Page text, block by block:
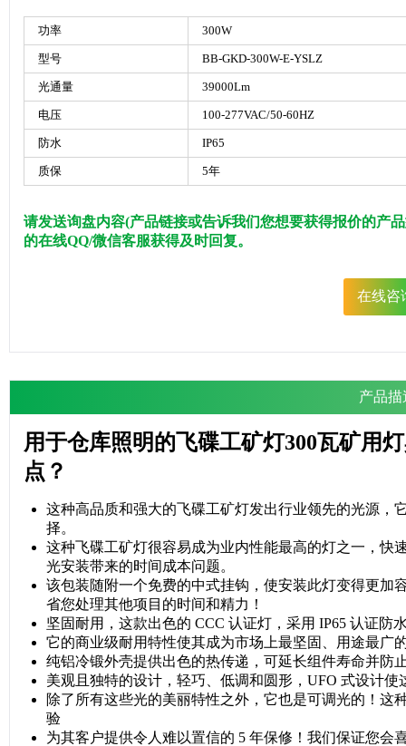
功率 300W
型号 BB-GKD-300W-E-YSLZ
光通量 39000Lm
电压 100-277VAC/50-60HZ
防水 IP65
质保 5年
请发送询盘内容(产品链接或告诉我们您想要获得报价的产
的在线QQ/微信客服获得及时回复。
在线咨
产品描
用于仓库照明的飞碟工矿灯300瓦矿用
点？
这种高品质和强大的飞碟工矿灯发出行业领先的光源，
择。
这种飞碟工矿灯很容易成为业内性能最高的灯之一，快
光安装带来的时间成本问题。
该包装随附一个免费的中式挂钩，使安装此灯变得更加
省您处理其他项目的时间和精力！
坚固耐用，这款出色的 CCC 认证灯，采用 IP65 认证防
它的商业级耐用特性使其成为市场上最坚固、用途最广
纯铝冷锻外壳提供出色的热传递，可延长组件寿命并防
美观且独特的设计，轻巧、低调和圆形，UFO 式设计
除了所有这些光的美丽特性之外，它也是可调光的！这
验
为其客户提供令人难以置信的 5 年保修！我们保证您会